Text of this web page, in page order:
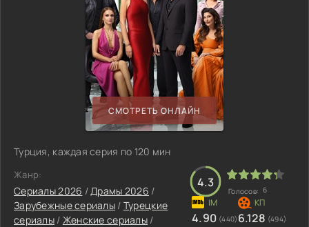
СМОТРЕТЬ ОНЛАЙН
Турция, каждая серия по 120 мин
Жанр:
Сериалы 2026 /Драмы 2026 /
Зарубежные сериалы / Турецкие
сериалы/ Женские сериалы /
4.3
Голосов: 6
4.90 (440) 6.128 (494)